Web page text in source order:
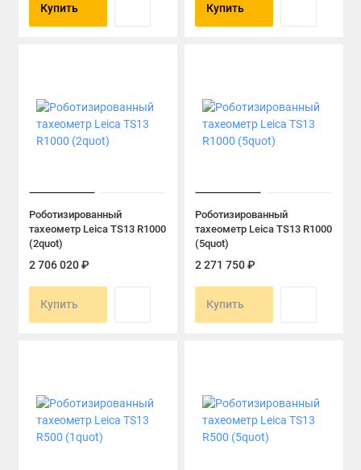
Показать все
Купить Купить
Роботизированный
тахеометр Leica TS13 R1000
(2quot)
2 706 020 ₽
Купить
Роботизированный
тахеометр Leica TS13 R1000
(5quot)
2 271 750 ₽
Купить